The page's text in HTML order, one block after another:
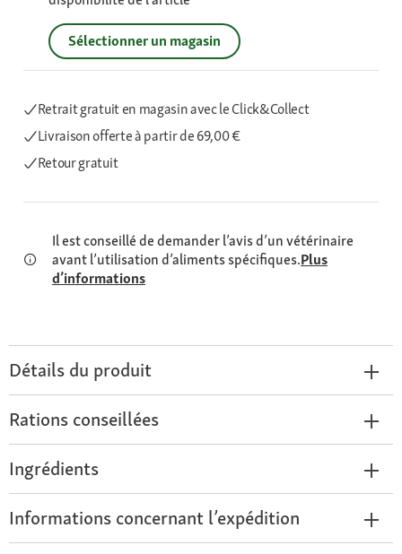
Sélectionner un magasin
Retrait gratuit en magasin avec le Click&Collect
Livraison offerteà partir de 69,00 €
Retour gratuit
Il est conseillé de demander l’avis d’un vétérinaire
avant l’utilisation d’aliments spécifiques.Plus
d’informations
Détails du produit
Rations conseillées
Ingrédients
Informations concernant l’expédition